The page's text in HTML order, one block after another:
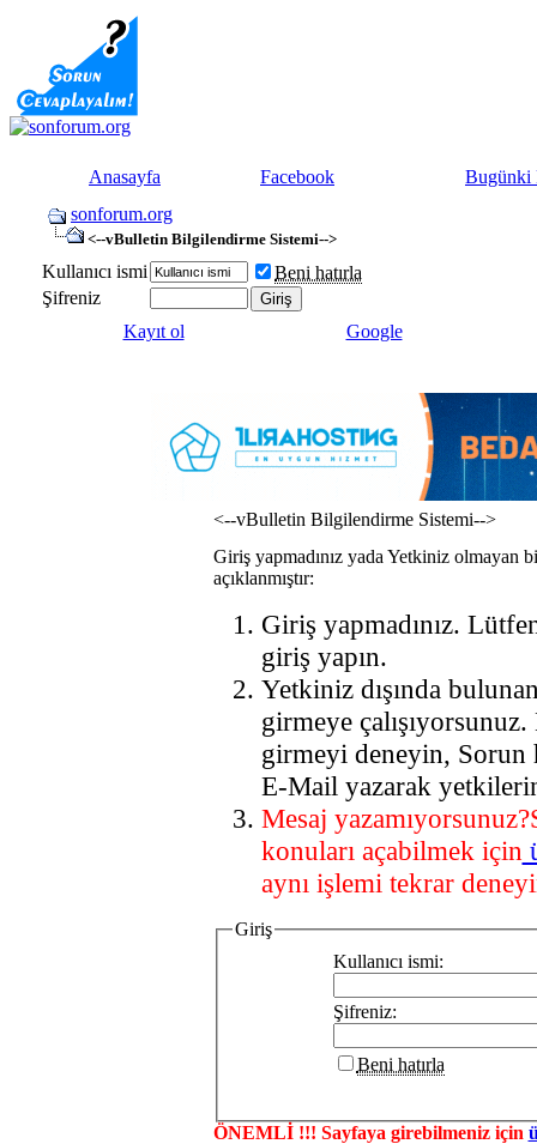
Anasayfa Facebook
Bugünki
sonforum.org
<--vBulletin Bilgilendirme Sistemi-->
Kullanıcı ismi
Beni hatırla
Şifreniz
Kayıt ol
Google
<--vBulletin Bilgilendirme Sistemi-->
Giriş yapmadınız yada Yetkiniz olmayan
açıklanmıştır:
Giriş yapmadınız.
giriş yapın.
Yetkiniz dışında
girmeye
girmeyi deneyin, Sorun
E-Mail yazarak
Mesaj
konuları açabilmek için
aynı işlemi tekrar
Giriş
Kullanıcı ismi:
Şifreniz:
Beni hatırla
ÖNEMLİ !!! Sayfaya girebilmeniz için